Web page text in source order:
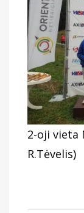
2-oji vieta
R.Tėvelis)